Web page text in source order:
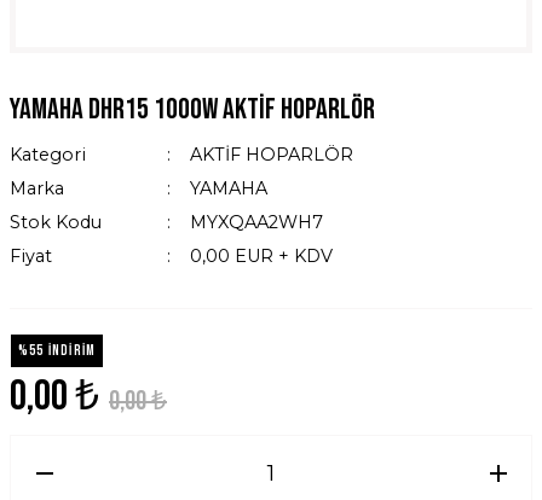
Yamaha DHR15 1000W Aktif Hoparlör
Kategori
AKTİF HOPARLÖR
Marka
YAMAHA
Stok Kodu
MYXQAA2WH7
Fiyat
0,00 EUR + KDV
%55 İNDİRİM
0,00 ₺ 0,00 ₺